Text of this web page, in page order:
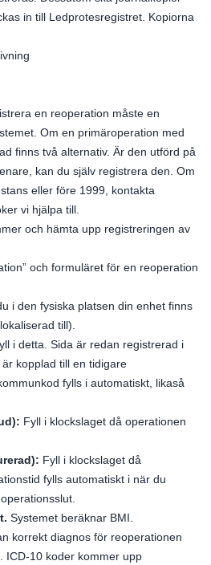
in till Ledprotesregistret. Kopiorna
en reoperation måste en
Om en primäroperation med
finns två alternativ. Är den utförd på
kan du själv registrera den. Om
eller före 1999, kontakta
vi hjälpa till.
och hämta upp registreringen av
och formuläret för en reoperation
i den fysiska platsen din enhet finns
till).
i detta. Sida är redan registrerad i
kopplad till en tidigare
fylls i automatiskt, likaså
Fyll i klockslaget då operationen
Fyll i klockslaget då
fylls automatiskt i när du
Systemet beräknar BMI.
korrekt diagnos för reoperationen
ICD-10 koder kommer upp